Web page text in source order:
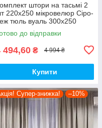
штори на тасьмі 2
220х250 мікровелюр Сіро-
тюль вуаль 300х250
до відправки
494,60 ₴ 4 994 ₴
Купити
Супер-знижка! –10%